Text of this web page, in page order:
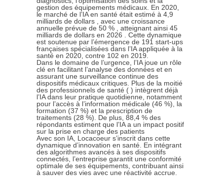
gestion des équipements médicaux. En 2020,
le marché de l’IA en santé était estimé à 4,9
milliards de dollars , avec une croissance
annuelle prévue de 50 % , atteignant ainsi 45
milliards de dollars en 2026 . Cette dynamique
est soutenue par l’émergence de 191 start-ups
françaises spécialisées dans l’IA appliquée à la
santé en 2020, contre 102 en 2019.
Dans le domaine de l’urgence, l’IA joue un rôle
clé en facilitant l’analyse des données et en
assurant une surveillance continue des
dispositifs médicaux critiques. Plus de la moitié
des professionnels de santé ( ) intègrent déjà
l’IA dans leur pratique quotidienne, notamment
pour l’accès à l’information médicale (46 %), la
formation (37 %) et la prescription de
traitements (28 %). De plus, 88,4 % des
répondants estiment que l’IA a un impact positif
sur la prise en charge des patients
Avec son IA, Locacoeur s’inscrit dans cette
dynamique d’innovation en santé. En intégrant
des algorithmes avancés à ses dispositifs
connectés, l’entreprise garantit une conformité
optimale de ses équipements, contribuant ainsi
à sauver des vies avec une réactivité accrue.